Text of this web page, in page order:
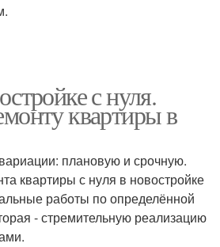
с нуля.
квартиры в
плановую и срочную.
квартиры с нуля в новостройке
работы по определённой
- стремительную реализацию